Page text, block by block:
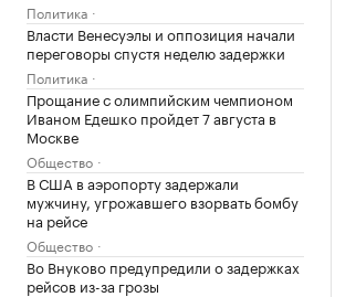
Политика
Власти Венесуэлы и оппозиция начали
переговоры спустя неделю задержки
Политика
Прощание с олимпийским чемпионом
Иваном Едешко пройдет 7 августа в
Москве
Общество
В США в аэропорту задержали
мужчину, угрожавшего взорвать бомбу
на рейсе
Общество
Во Внуково предупредили о задержках
рейсов из-за грозы